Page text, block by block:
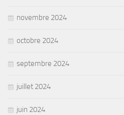
novembre 2024
octobre 2024
septembre 2024
juillet 2024
juin 2024